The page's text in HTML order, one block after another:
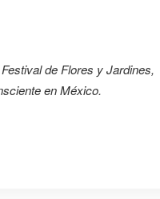
de Flores y Jardines,
en México.